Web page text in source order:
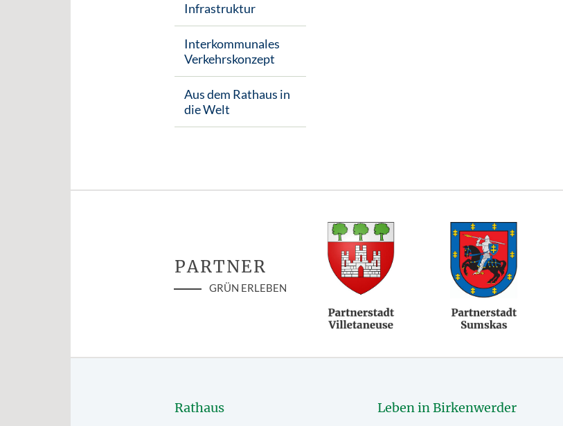
Infrastruktur
Interkommunales
Verkehrskonzept
Aus dem Rathaus in
die Welt
PARTNER
GRÜN ERLEBEN
Rathaus Leben in Birkenwerder